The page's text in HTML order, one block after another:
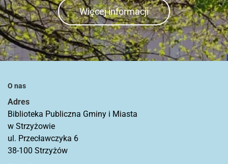
Więcej informacji
O nas
Adres
Biblioteka Publiczna Gminy i Miasta
w Strzyżowie
ul. Przecławczyka 6
38-100 Strzyżów